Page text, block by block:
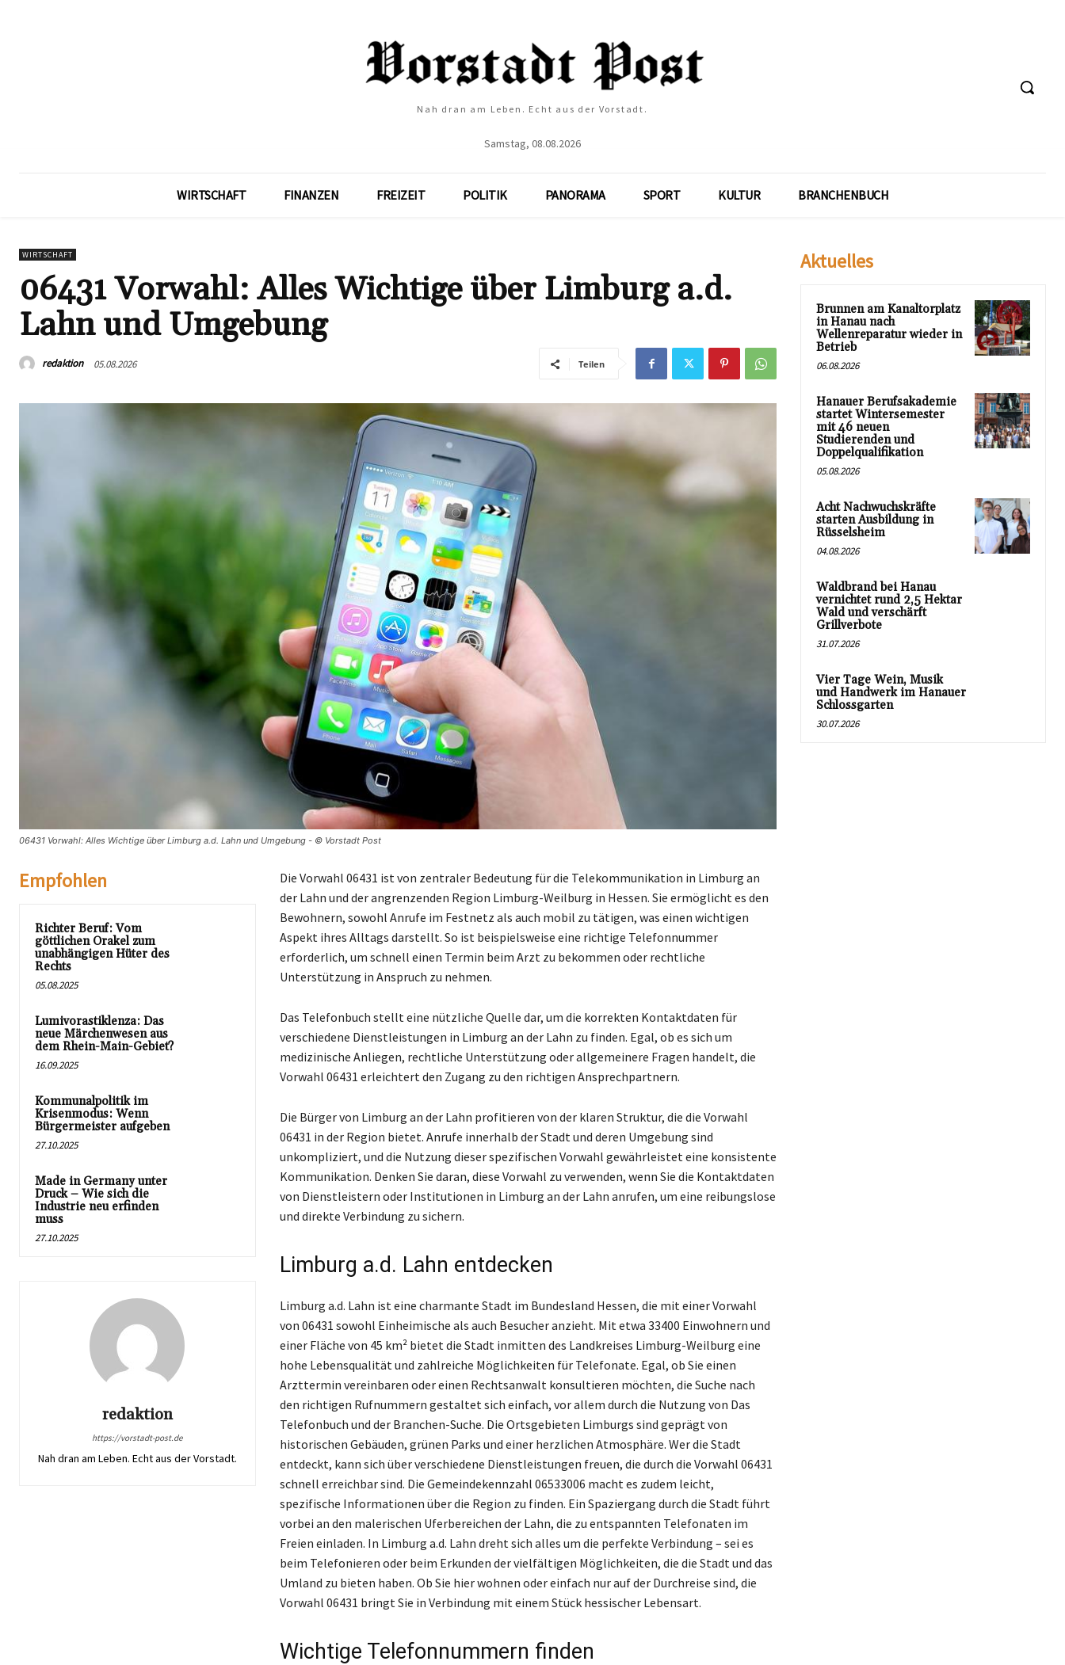
Nah dran am Leben. Echt aus der Vorstadt.
Samstag, 08.08.2026
WIRTSCHAFT FINANZEN FREIZEIT POLITIK PANORAMA SPORT KULTUR BRANCHENBUCH
WIRTSCHAFT
06431 Vorwahl: Alles Wichtige über Limburg a.d.
Lahn und Umgebung
redaktion 05.08.2026 Teilen
06431 Vorwahl: Alles Wichtige über Limburg a.d. Lahn und Umgebung - © Vorstadt Post
Empfohlen
Richter Beruf: Vom
göttlichen Orakel zum
unabhängigen Hüter des
Rechts
05.08.2025
Lumivorastiklenza: Das
neue Märchenwesen aus
dem Rhein-Main-Gebiet?
16.09.2025
Kommunalpolitik im
Krisenmodus: Wenn
Bürgermeister aufgeben
27.10.2025
Made in Germany unter
Druck – Wie sich die
Industrie neu erfinden
muss
27.10.2025
redaktion
https://vorstadt-post.de
Nah dran am Leben. Echt aus der Vorstadt.
Die Vorwahl 06431 ist von zentraler Bedeutung für die Telekommunikation in Limburg an
der Lahn und der angrenzenden Region Limburg-Weilburg in Hessen. Sie ermöglicht es den
Bewohnern, sowohl Anrufe im Festnetz als auch mobil zu tätigen, was einen wichtigen
Aspekt ihres Alltags darstellt. So ist beispielsweise eine richtige Telefonnummer
erforderlich, um schnell einen Termin beim Arzt zu bekommen oder rechtliche
Unterstützung in Anspruch zu nehmen.
Das Telefonbuch stellt eine nützliche Quelle dar, um die korrekten Kontaktdaten für
verschiedene Dienstleistungen in Limburg an der Lahn zu finden. Egal, ob es sich um
medizinische Anliegen, rechtliche Unterstützung oder allgemeinere Fragen handelt, die
Vorwahl 06431 erleichtert den Zugang zu den richtigen Ansprechpartnern.
Die Bürger von Limburg an der Lahn profitieren von der klaren Struktur, die die Vorwahl
06431 in der Region bietet. Anrufe innerhalb der Stadt und deren Umgebung sind
unkompliziert, und die Nutzung dieser spezifischen Vorwahl gewährleistet eine konsistente
Kommunikation. Denken Sie daran, diese Vorwahl zu verwenden, wenn Sie die Kontaktdaten
von Dienstleistern oder Institutionen in Limburg an der Lahn anrufen, um eine reibungslose
und direkte Verbindung zu sichern.
Limburg a.d. Lahn entdecken
Limburg a.d. Lahn ist eine charmante Stadt im Bundesland Hessen, die mit einer Vorwahl
von 06431 sowohl Einheimische als auch Besucher anzieht. Mit etwa 33400 Einwohnern und
einer Fläche von 45 km² bietet die Stadt inmitten des Landkreises Limburg-Weilburg eine
hohe Lebensqualität und zahlreiche Möglichkeiten für Telefonate. Egal, ob Sie einen
Arzttermin vereinbaren oder einen Rechtsanwalt konsultieren möchten, die Suche nach
den richtigen Rufnummern gestaltet sich einfach, vor allem durch die Nutzung von Das
Telefonbuch und der Branchen-Suche. Die Ortsgebieten Limburgs sind geprägt von
historischen Gebäuden, grünen Parks und einer herzlichen Atmosphäre. Wer die Stadt
entdeckt, kann sich über verschiedene Dienstleistungen freuen, die durch die Vorwahl 06431
schnell erreichbar sind. Die Gemeindekennzahl 06533006 macht es zudem leicht,
spezifische Informationen über die Region zu finden. Ein Spaziergang durch die Stadt führt
vorbei an den malerischen Uferbereichen der Lahn, die zu entspannten Telefonaten im
Freien einladen. In Limburg a.d. Lahn dreht sich alles um die perfekte Verbindung – sei es
beim Telefonieren oder beim Erkunden der vielfältigen Möglichkeiten, die die Stadt und das
Umland zu bieten haben. Ob Sie hier wohnen oder einfach nur auf der Durchreise sind, die
Vorwahl 06431 bringt Sie in Verbindung mit einem Stück hessischer Lebensart.
Wichtige Telefonnummern finden
Aktuelles
Brunnen am Kanaltorplatz
in Hanau nach
Wellenreparatur wieder in
Betrieb
06.08.2026
Hanauer Berufsakademie
startet Wintersemester
mit 46 neuen
Studierenden und
Doppelqualifikation
05.08.2026
Acht Nachwuchskräfte
starten Ausbildung in
Rüsselsheim
04.08.2026
Waldbrand bei Hanau
vernichtet rund 2,5 Hektar
Wald und verschärft
Grillverbote
31.07.2026
Vier Tage Wein, Musik
und Handwerk im Hanauer
Schlossgarten
30.07.2026